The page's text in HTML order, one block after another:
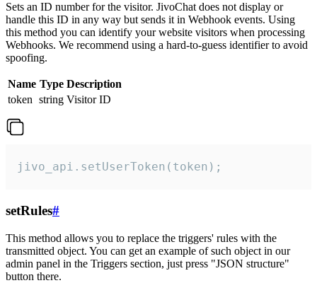
Sets an ID number for the visitor. JivoChat does not display or
handle this ID in any way but sends it in Webhook events. Using
this method you can identify your website visitors when processing
Webhooks. We recommend using a hard-to-guess identifier to avoid
spoofing.
Name Type Description
token string Visitor ID
jivo_api.setUserToken(token);
setRules#
This method allows you to replace the triggers' rules with the
transmitted object. You can get an example of such object in our
admin panel in the Triggers section, just press "JSON structure"
button there.